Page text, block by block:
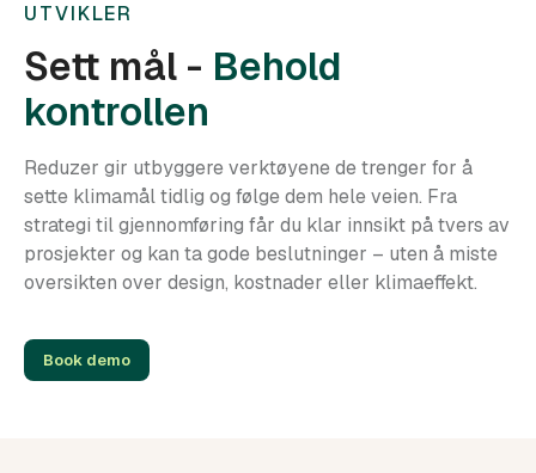
UTVIKLER
Sett mål - Behold
kontrollen
Reduzer gir utbyggere verktøyene de trenger for å
sette klimamål tidlig og følge dem hele veien. Fra
strategi til gjennomføring får du klar innsikt på tvers av
prosjekter og kan ta gode beslutninger – uten å miste
oversikten over design, kostnader eller klimaeffekt.
Book demo